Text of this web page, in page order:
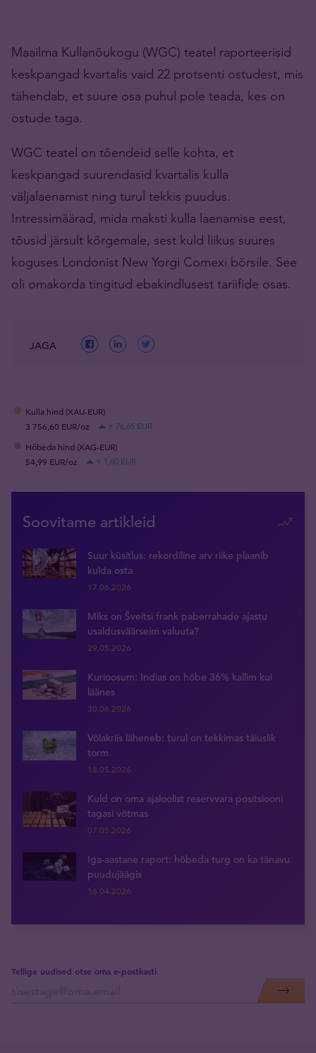
Maailma Kullanõukogu (WGC) teatel raporteerisid
keskpangad kvartalis vaid 22 protsenti ostudest, mis
tähendab, et suure osa puhul pole teada, kes on
ostude taga.
WGC teatel on tõendeid selle kohta, et
keskpangad suurendasid kvartalis kulla
väljalaenamist ning turul tekkis puudus.
Intressimäärad, mida maksti kulla laenamise eest,
tõusid järsult kõrgemale, sest kuld liikus suures
koguses Londonist New Yorgi Comexi börsile. See
oli omakorda tingitud ebakindlusest tariifide osas.
JAGA
Kulla hind (XAU-EUR)
3 756,60 EUR/oz
+ 76,65 EUR
Hõbeda hind (XAG-EUR)
54,99 EUR/oz
+ 1,60 EUR
Soovitame artikleid
Suur küsitlus: rekordiline arv riike plaanib
kulda osta
17.06.2026
Miks on Šveitsi frank paberrahade ajastu
usaldusväärseim valuuta?
29.05.2026
Kurioosum: Indias on hõbe 36% kallim kui
läänes
30.06.2026
Võlakriis läheneb: turul on tekkimas täiuslik
torm
18.05.2026
Kuld on oma ajaloolist reservvara positsiooni
tagasi võtmas
07.05.2026
Iga-aastane raport: hõbeda turg on ka tänavu
puudujäägis
16.04.2026
Tellige uudised otse oma e-postkasti